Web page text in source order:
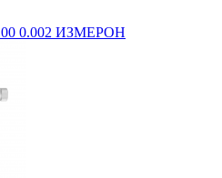
0.002 ИЗМЕРОН